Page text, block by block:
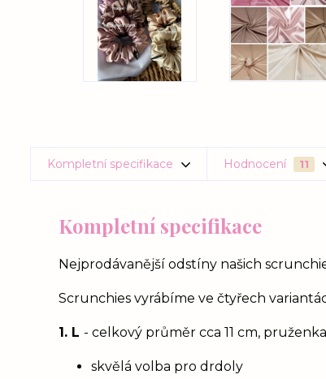
Kompletní specifikace Hodnocení 11
Kompletní specifikace
Nejprodávanější odstíny našich
Scrunchies vyrábíme ve čtyřech
1. L - celkový průměr cca 11 cm,
skvělá volba pro drdoly